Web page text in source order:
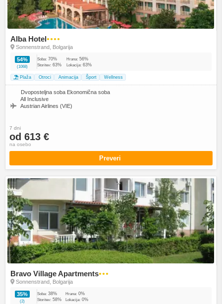
Alba Hotel●●●●
Sonnenstrand, Bolgarija
54%
(1068)
Soba: 70% Hrana: 56%
Storitev: 63% Lokacija: 63%
Plaža Otroci Animacija Šport Wellness
Dvoposteljna soba Ekonomična soba
All Inclusive
Austrian Airlines (VIE)
7 dni
od 613 €
na osebo
Preveri
Bravo Village Apartments●●●
Sonnenstrand, Bolgarija
35%
(2)
Soba: 38% Hrana: 0%
Storitev: 58% Lokacija: 0%